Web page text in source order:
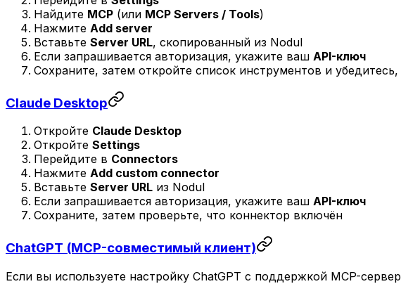
Найдите MCP (или MCP Servers / Tools)
Нажмите Add server
Вставьте Server URL, скопированный из Nodul
Если запрашивается авторизация, укажите ваш API-ключ
Сохраните, затем откройте список инструментов и
Claude Desktop
Откройте Claude Desktop
Откройте Settings
Перейдите в Connectors
Нажмите Add custom connector
Вставьте Server URL из Nodul
Если запрашивается авторизация, укажите ваш API-ключ
Сохраните, затем проверьте, что коннектор включён
ChatGPT (MCP-совместимый клиент)
Если вы используете настройку ChatGPT с поддержкой MCP-